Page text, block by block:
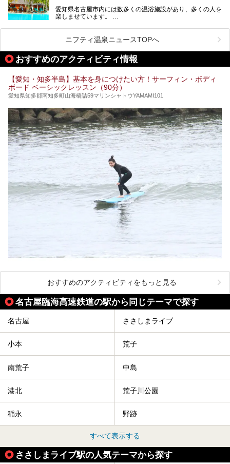
ご紹介します。
愛知県名古屋市内には数多くの温浴施設があり、多くの人を
楽しませています。
ムリエの目線で紹介していきます！
名古屋市内にはスーパー銭湯や日帰り温泉が多く、「どこに
行こうかな？」と悩んでしまう方も多いと思います。
ぜひこの記事を参考にして「キャナル・リゾート」に出かけ
てみるのはいかがでしょうか？
ニフティ温泉ニュースTOPへ
おすすめのアクティビティ情報
【愛知・知多半島】基本を身につけたい方！サーフィン・ボディ
ボード ベーシックレッスン（90分）
愛知県知多郡南知多町山海橋詰59マリンシャトウYAMAMI101
おすすめのアクティビティをもっと見る
名古屋臨海高速鉄道の駅から同じテーマで探す
名古屋 ささしまライブ
小本 荒子
南荒子 中島
港北 荒子川公園
稲永 野跡
すべて表示する
ささしまライブ駅の人気テーマから探す